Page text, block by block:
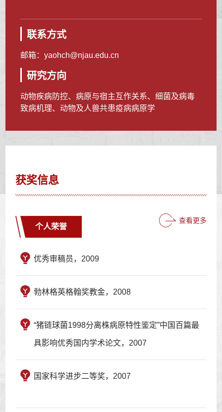
联系方式
邮箱：yaohch@njau.edu.cn
研究方向
动物疾病防控、病原与宿主互作关系、细菌及病毒
致病机理、动物及人兽共患疫病病原学
获奖信息
个人荣誉
查看更多
优秀审稿员，2009
勃林格英格翰奖教金，2008
“猪链球菌1998分离株病原特性鉴定”中国百篇最
具影响优秀国内学术论文，2007
国家科学进步二等奖，2007